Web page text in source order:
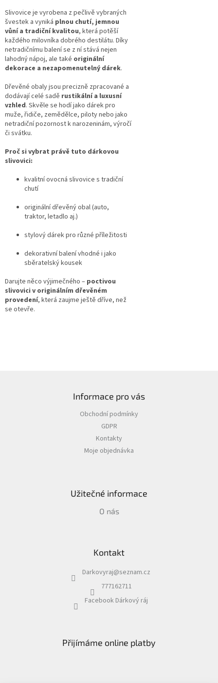
Slivovice je vyrobena z pečlivě vybraných
švestek a vyniká plnou chutí, jemnou
vůní a tradiční kvalitou, která potěší
každého milovníka dobrého destilátu. Díky
netradičnímu balení se z ní stává nejen
lahodný nápoj, ale také originální
dekorace a nezapomenutelný dárek.
Dřevěné obaly jsou precizně zpracované a
dodávají celé sadě rustikální a luxusní
vzhled. Skvěle se hodí jako dárek pro
muže, řidiče, zemědělce, piloty nebo jako
netradiční pozornost k narozeninám, výročí
či svátku.
Proč si vybrat právě tuto dárkovou
slivovici:
kvalitní ovocná slivovice s tradiční
chutí
originální dřevěný obal (auto,
traktor, letadlo aj.)
stylový dárek pro různé příležitosti
dekorativní balení vhodné i jako
sběratelský kousek
Darujte něco výjimečného – poctivou
slivovici v originálním dřevěném
provedení, která zaujme ještě dříve, než
se otevře.
Informace pro vás
Obchodní podmínky
GDPR
Kontakty
Moje objednávka
Užitečné informace
O nás
Kontakt
Darkovyraj@seznam.cz
777162711
Facebook Dárkový ráj
Přijímáme online platby